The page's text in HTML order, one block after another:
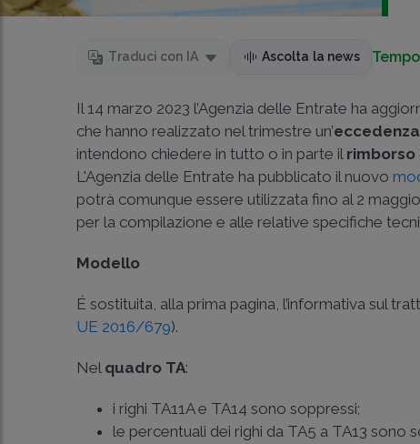
Traduci con IA Ascolta la news
Il 14 marzo 2023 l’Agenzia delle Entrate ha
che hanno realizzato nel trimestre un’eccedenza
intendono chiedere in tutto o in parte il rimborso
L'Agenzia delle Entrate ha pubblicato il nuovo
potrà comunque essere utilizzata fino al 2
per la compilazione e alle relative specifiche
Modello
É sostituita, alla prima pagina, l’informativa sul
UE 2016/679).
Nel quadro TA:
i righi TA11A e TA14 sono soppressi;
le percentuali dei righi da TA5 a TA13 sono